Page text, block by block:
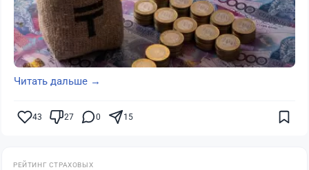
Читать дальше →
43 27 0 15
РЕЙТИНГ СТРАХОВЫХ